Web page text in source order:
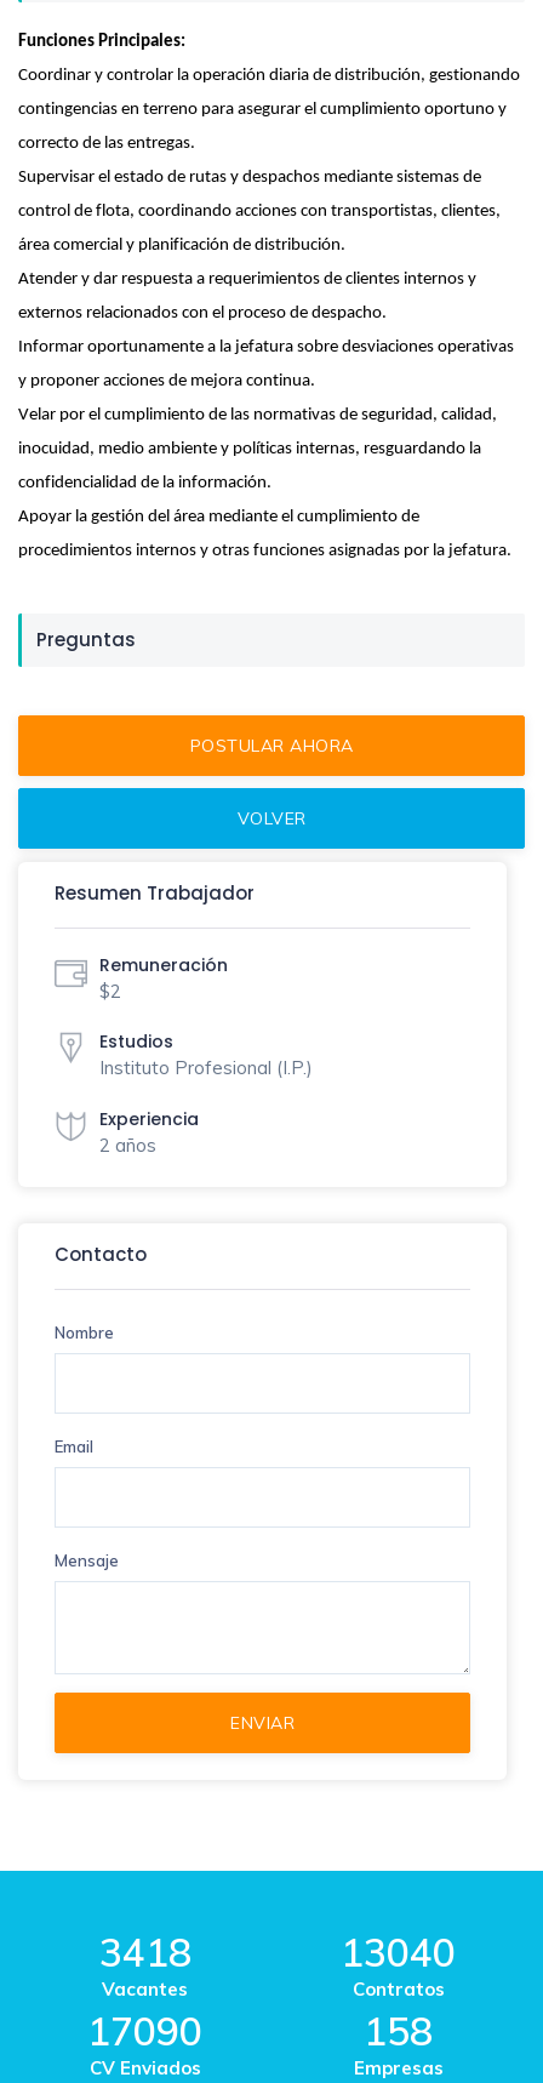
Funciones Principales:
Coordinar y controlar la operación diaria de distribución, gestionando
contingencias en terreno para asegurar el cumplimiento oportuno y
correcto de las entregas.
Supervisar el estado de rutas y despachos mediante sistemas de
control de flota, coordinando acciones con transportistas, clientes,
área comercial y planificación de distribución.
Atender y dar respuesta a requerimientos de clientes internos y
externos relacionados con el proceso de despacho.
Informar oportunamente a la jefatura sobre desviaciones operativas
y proponer acciones de mejora continua.
Velar por el cumplimiento de las normativas de seguridad, calidad,
inocuidad, medio ambiente y políticas internas, resguardando la
confidencialidad de la información.
Apoyar la gestión del área mediante el cumplimiento de
procedimientos internos y otras funciones asignadas por la jefatura.
Preguntas
Resumen Trabajador
Remuneración
$2
Estudios
Instituto Profesional (I.P.)
Experiencia
2 años
Contacto
Nombre
Email
Mensaje
3418
Vacantes
13040
Contratos
17090
CV Enviados
158
Empresas